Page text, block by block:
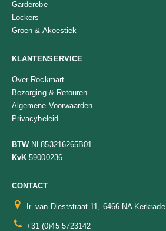
Garderobe
Lockers
Groen & Akoestiek
KLANTENSERVICE
Over Rockmart
Bezorging & Retouren
Algemene Voorwaarden
Privacybeleid
BTWNL853216265B01
KvK 59000236
CONTACT
Ir. van Dieststraat 11, 6466 NA Kerkrade
+31 (0)45 5723142